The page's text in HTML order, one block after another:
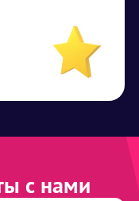
с нами